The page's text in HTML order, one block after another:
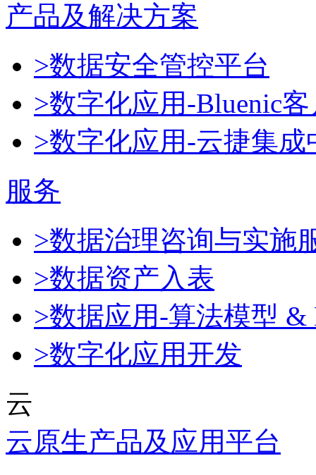
产品及解决方案
>数据安全管控平台
>数字化应用-Bluenic
>数字化应用-云捷集成
服务
>数据治理咨询与实施
>数据资产入表
>数据应用-算法模型 &
>数字化应用开发
云
云原生产品及应用平台